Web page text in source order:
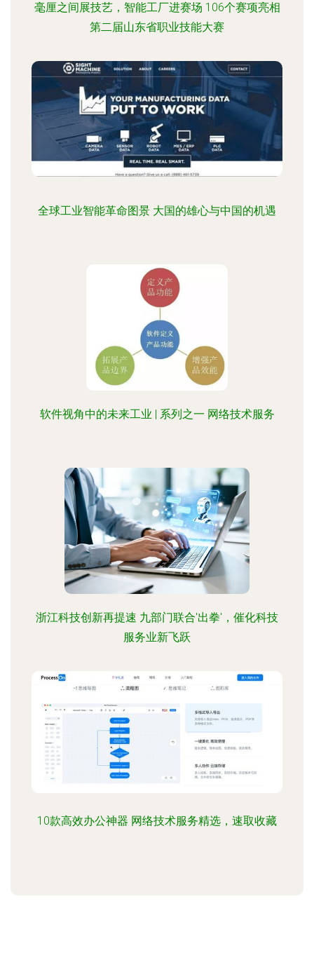
毫厘之间展技艺，智能工厂进赛场 106个赛项亮相
第二届山东省职业技能大赛
全球工业智能革命图景 大国的雄心与中国的机遇
软件视角中的未来工业 | 系列之一 网络技术服务
浙江科技创新再提速 九部门联合'出拳'，催化科技
服务业新飞跃
10款高效办公神器 网络技术服务精选，速取收藏